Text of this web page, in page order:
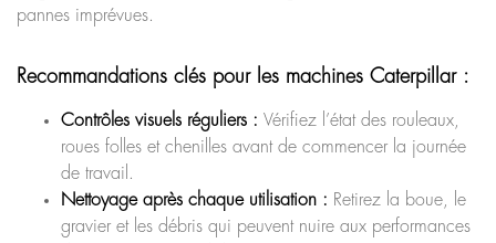
pannes imprévues.
Recommandations clés pour les machines Caterpillar :
Contrôles visuels réguliers : Vérifiez l’état des rouleaux,
roues folles et chenilles avant de commencer la journée
de travail.
Nettoyage après chaque utilisation : Retirez la boue, le
gravier et les débris qui peuvent nuire aux performances